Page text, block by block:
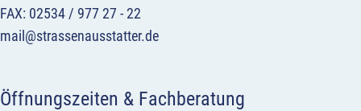
FAX: 02534 / 977 27 - 22
mail@strassenausstatter.de
Öffnungszeiten & Fachberatung